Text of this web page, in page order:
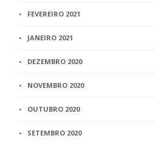
FEVEREIRO 2021
JANEIRO 2021
DEZEMBRO 2020
NOVEMBRO 2020
OUTUBRO 2020
SETEMBRO 2020